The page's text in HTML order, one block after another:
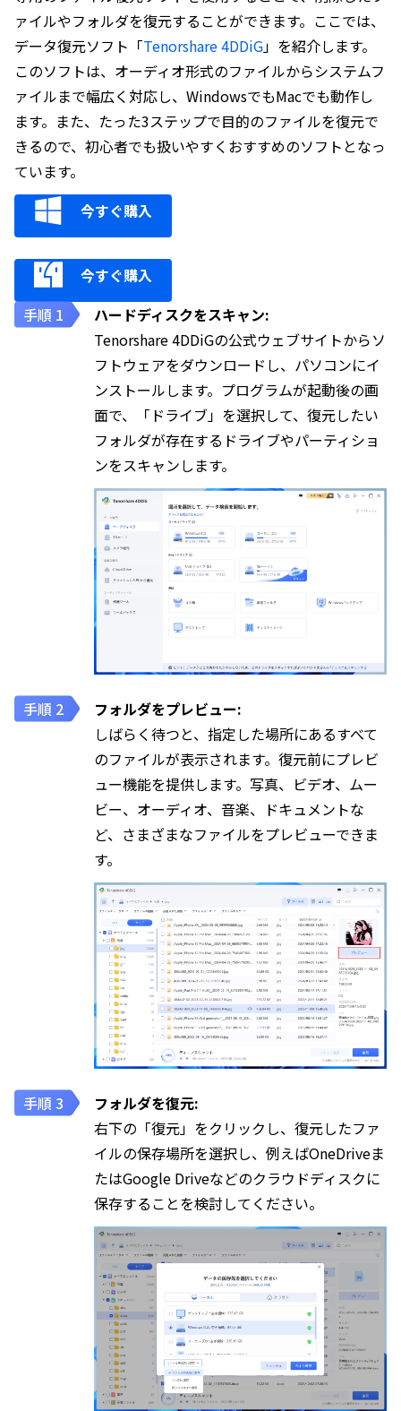
ァイルやフォルダを復元することができます。ここでは、
データ復元ソフト「Tenorshare 4DDiG」を紹介します。
このソフトは、オーディオ形式のファイルからシステムフ
ァイルまで幅広く対応し、WindowsでもMacでも動作し
ます。また、たった3ステップで目的のファイルを復元で
きるので、初心者でも扱いやすくおすすめのソフトとなっ
ています。
今すぐ購入
今すぐ購入
ハードディスクをスキャン:
Tenorshare 4DDiGの公式ウェブサイトからソ
フトウェアをダウンロードし、パソコンにイ
ンストールします。プログラムが起動後の画
面で、「ドライブ」を選択して、復元したい
フォルダが存在するドライブやパーティショ
ンをスキャンします。
フォルダをプレビュー:
しばらく待つと、指定した場所にあるすべて
のファイルが表示されます。復元前にプレビ
ュー機能を提供します。写真、ビデオ、ムー
ビー、オーディオ、音楽、ドキュメントな
ど、さまざまなファイルをプレビューできま
す。
フォルダを復元:
右下の「復元」をクリックし、復元したファ
イルの保存場所を選択し、例えばOneDriveま
たはGoogle Driveなどのクラウドディスクに
保存することを検討してください。